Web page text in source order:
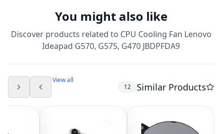
You might also like
Discover products related to CPU Cooling Fan Lenovo
Ideapad G570, G575, G470 JBDPFDA9
Similar Products
12
View all